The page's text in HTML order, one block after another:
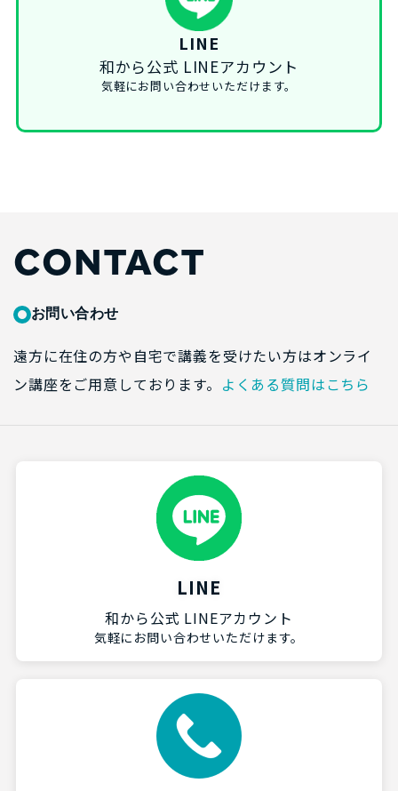
LINE
和から公式 LINEアカウント
気軽にお問い合わせいただけます。
CONTACT
お問い合わせ
遠方に在住の方や自宅で講義を受けたい方はオンライ
ン講座をご用意しております。 よくある質問はこちら
LINE
和から公式 LINEアカウント
気軽にお問い合わせいただけます。